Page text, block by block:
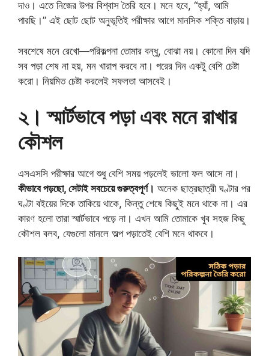
দাও। এতে নিজের উপর বিশ্বাস তৈরি হবে। মনে হবে, “হ্যাঁ, আমি
পারছি।” এই ছোট ছোট অনুভূতিই পরীক্ষার আগে মানসিক শক্তি বাড়ায়।
সবশেষে মনে রেখো—পরিকল্পনা তোমার বন্ধু, বোঝা নয়। কোনো দিন যদি
সব পড়া শেষ না হয়, মন খারাপ করবে না। পরের দিন একটু বেশি চেষ্টা
করো। নিয়মিত চেষ্টা করলেই সফলতা আসবেই।
২। স্মার্টভাবে পড়া এবং মনে রাখার
কৌশল
এসএসসি পরীক্ষার আগে শুধু বেশি সময় পড়লেই ভালো ফল আসে না।
কীভাবে পড়ছো, সেটাই সবচেয়ে গুরুত্বপূর্ণ। অনেক ছাত্রছাত্রী ঘণ্টার পর
ঘণ্টা বইয়ের দিকে তাকিয়ে থাকে, কিন্তু শেষে কিছুই মনে থাকে না। এর
কারণ হলো তারা স্মার্টভাবে পড়ে না। এখন আমি তোমাকে খুব সহজ কিছু
কৌশল বলব, যেগুলো মানলে অল্প পড়াতেই বেশি মনে থাকবে।